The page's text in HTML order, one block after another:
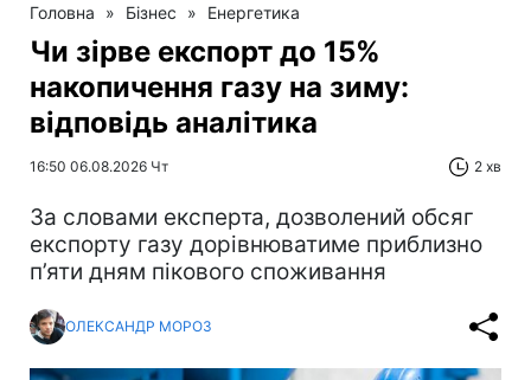
Головна » Бізнес » Енергетика
Чи зірве експорт до 15%
накопичення газу на зиму:
відповідь аналітика
16:50 06.08.2026 Чт 2 хв
За словами експерта, дозволений обсяг
експорту газу дорівнюватиме приблизно
п’яти дням пікового споживання
ОЛЕКСАНДР МОРОЗ